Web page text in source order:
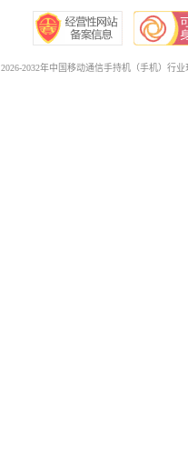
2026-2032年中国移动通信手持机（手机）行